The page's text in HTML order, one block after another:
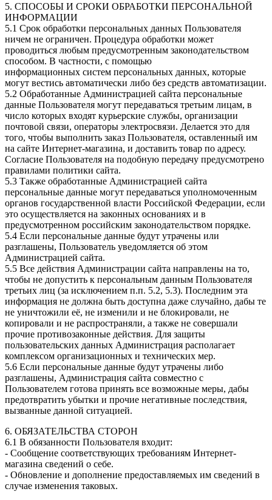
5. СПОСОБЫ И СРОКИ ОБРАБОТКИ ПЕРСОНАЛЬНОЙ
ИНФОРМАЦИИ
5.1 Срок обработки персональных данных Пользователя
ничем не ограничен. Процедура обработки может
проводиться любым предусмотренным законодательством
способом. В частности, с помощью
информационных систем персональных данных, которые
могут вестись автоматически либо без средств автоматизации.
5.2 Обработанные Администрацией сайта персональные
данные Пользователя могут передаваться третьим лицам, в
число которых входят курьерские службы, организации
почтовой связи, операторы электросвязи. Делается это для
того, чтобы выполнить заказ Пользователя, оставленный им
на сайте Интернет-магазина, и доставить товар по адресу.
Согласие Пользователя на подобную передачу предусмотрено
правилами политики сайта.
5.3 Также обработанные Администрацией сайта
персональные данные могут передаваться уполномоченным
органов государственной власти Российской Федерации, если
это осуществляется на законных основаниях и в
предусмотренном российским законодательством порядке.
5.4 Если персональные данные будут утрачены или
разглашены, Пользователь уведомляется об этом
Администрацией сайта.
5.5 Все действия Администрации сайта направлены на то,
чтобы не допустить к персональным данным Пользователя
третьих лиц (за исключением п.п. 5.2, 5.3). Последним эта
информация не должна быть доступна даже случайно, дабы те
не уничтожили её, не изменили и не блокировали, не
копировали и не распространяли, а также не совершали
прочие противозаконные действия. Для защиты
пользовательских данных Администрация располагает
комплексом организационных и технических мер.
5.6 Если персональные данные будут утрачены либо
разглашены, Администрация сайта совместно с
Пользователем готова принять все возможные меры, дабы
предотвратить убытки и прочие негативные последствия,
вызванные данной ситуацией.
6. ОБЯЗАТЕЛЬСТВА СТОРОН
6.1 В обязанности Пользователя входит:
- Сообщение соответствующих требованиям Интернет-
магазина сведений о себе.
- Обновление и дополнение предоставляемых им сведений в
случае изменения таковых.